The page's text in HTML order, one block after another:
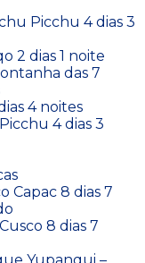
Picchu 4 dias 3
2 dias 1 noite
das 7
4 noites
4 dias 3
Capac 8 dias 7
8 dias 7